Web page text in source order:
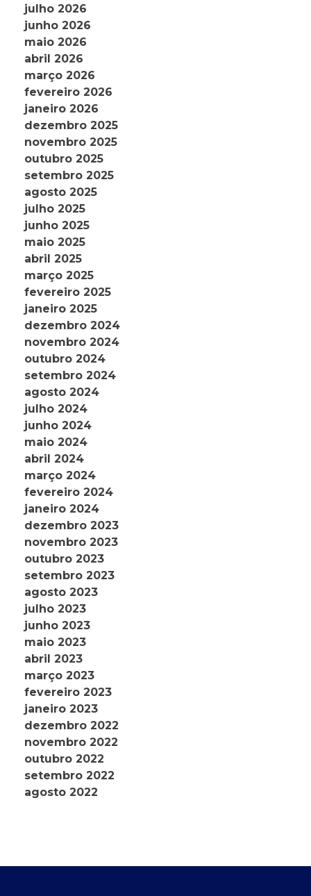
julho 2026
junho 2026
maio 2026
abril 2026
março 2026
fevereiro 2026
janeiro 2026
dezembro 2025
novembro 2025
outubro 2025
setembro 2025
agosto 2025
julho 2025
junho 2025
maio 2025
abril 2025
março 2025
fevereiro 2025
janeiro 2025
dezembro 2024
novembro 2024
outubro 2024
setembro 2024
agosto 2024
julho 2024
junho 2024
maio 2024
abril 2024
março 2024
fevereiro 2024
janeiro 2024
dezembro 2023
novembro 2023
outubro 2023
setembro 2023
agosto 2023
julho 2023
junho 2023
maio 2023
abril 2023
março 2023
fevereiro 2023
janeiro 2023
dezembro 2022
novembro 2022
outubro 2022
setembro 2022
agosto 2022